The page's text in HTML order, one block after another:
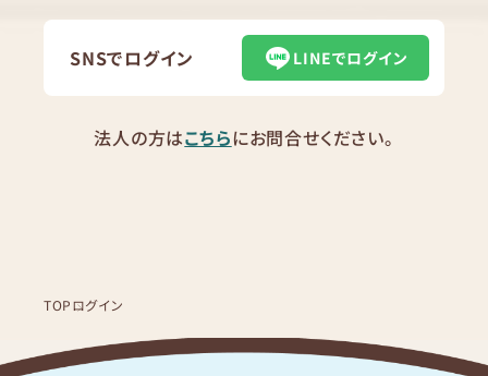
SNSでログイン LINEでログイン
法人の方はこちらにお問合せください。
TOPログイン